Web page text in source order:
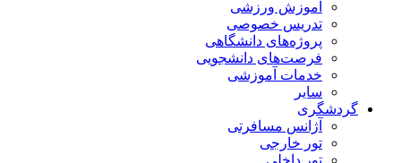
آموزش ورزشی
تدریس خصوصی
پروژه‌های دانشگاهی
فرصت‌های دانشجویی
خدمات آموزشی
سایر
گردشگری
آژانس مسافرتی
تور خارجی